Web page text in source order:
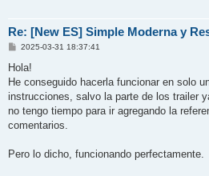
Re: [New ES] Simple Moderna y
P
s
2025-03-31 18:37:41
Hola!
He conseguido hacerla funcionar en solo
instrucciones, salvo la parte de los trailer
no tengo tiempo para ir agregando la
comentarios.
Pero lo dicho, funcionando perfectamente.